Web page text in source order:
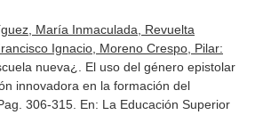
María Inmaculada, Revuelta
Ignacio, Moreno Crespo, Pilar:
nueva¿. El uso del género epistolar
innovadora en la formación del
306-315. En: La Educación Superior